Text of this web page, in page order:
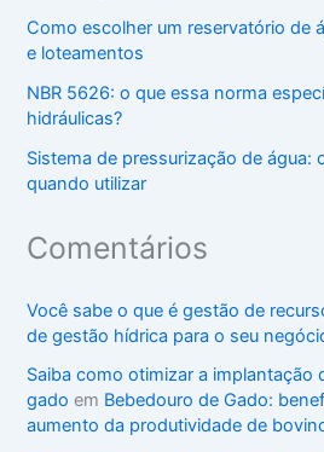
Como escolher um reservatório de
e loteamentos
NBR 5626: o que essa norma
hidráulicas?
Sistema de pressurização de água:
quando utilizar
Comentários
Você sabe o que é gestão de
de gestão hídrica para o seu
Saiba como otimizar a implantação
gado em Bebedouro de Gado:
aumento da produtividade de